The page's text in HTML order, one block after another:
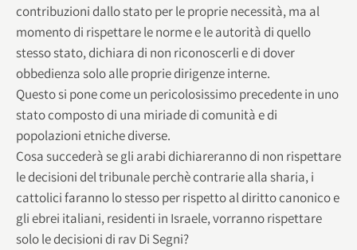
contribuzioni dallo stato per le proprie necessità, ma al
momento di rispettare le norme e le autorità di quello
stesso stato, dichiara di non riconoscerli e di dover
obbedienza solo alle proprie dirigenze interne.
Questo si pone come un pericolosissimo precedente in uno
stato composto di una miriade di comunità e di
popolazioni etniche diverse.
Cosa succederà se gli arabi dichiareranno di non rispettare
le decisioni del tribunale perchè contrarie alla sharia, i
cattolici faranno lo stesso per rispetto al diritto canonico e
gli ebrei italiani, residenti in Israele, vorranno rispettare
solo le decisioni di rav Di Segni?